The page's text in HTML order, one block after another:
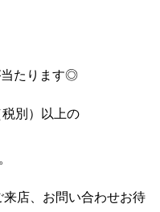
当たります◎
別）以上の
店、お問い合わせお待